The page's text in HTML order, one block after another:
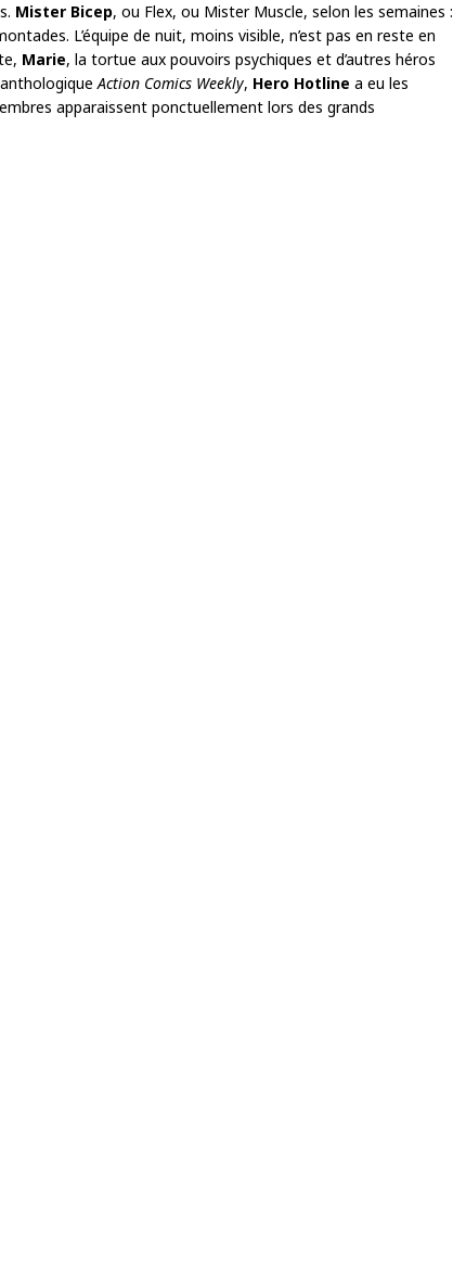
Mister Bicep, ou Flex, ou Mister Muscle, selon les semaines :
L’équipe de nuit, moins visible, n’est pas en reste en
Marie, la tortue aux pouvoirs psychiques et d’autres héros
anthologiqueAction Comics Weekly, Hero Hotline a eu les
apparaissent ponctuellement lors des grands